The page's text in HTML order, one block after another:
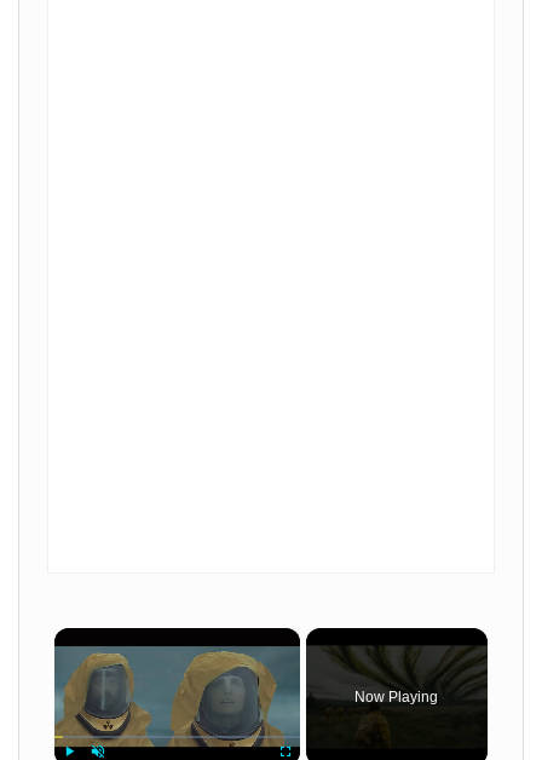
×
Now Playing